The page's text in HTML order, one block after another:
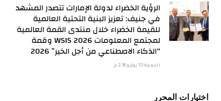
الرؤية الخضراء لدولة الإمارات تتصدر المشهد
في جنيف: تعزيز البنية التحتية العالمية
للقيمة الخضراء خلال منتدى القمة العالمية
لمجتمع المعلومات WSIS 2026 وقمة
“الذكاء الاصطناعي من أجل الخير” 2026
الجمعة 10 يوليو 2:36 م
اختيارات المحرر